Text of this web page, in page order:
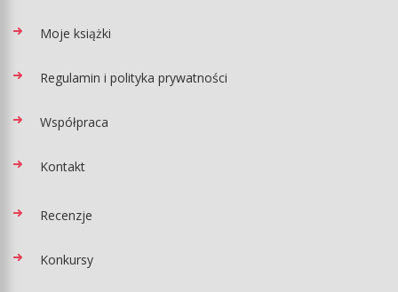
Moje książki
Regulamin i polityka prywatności
Współpraca
Kontakt
Recenzje
Konkursy